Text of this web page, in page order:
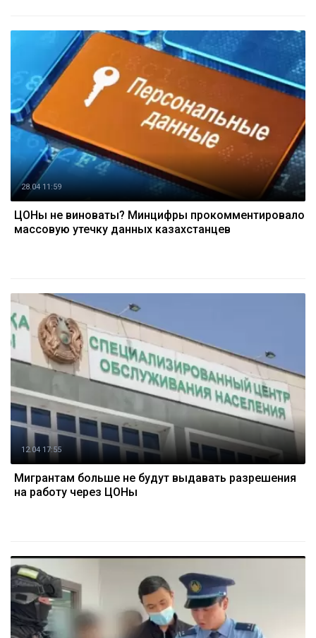
28.04 11:59
ЦОНы не виноваты? Минцифры прокомментировало
массовую утечку данных казахстанцев
12.04 17:55
Мигрантам больше не будут выдавать разрешения
на работу через ЦОНы